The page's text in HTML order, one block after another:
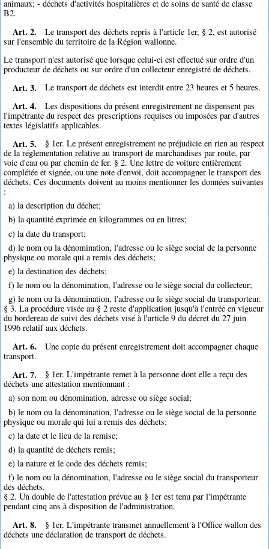
animaux; - déchets d'activités hospitalières et de soins de santé de classe
B2.
Art. 2.
Le transport des déchets repris à l'article 1er, § 2, est autorisé
sur l'ensemble du territoire de la Région wallonne.
Le transport n'est autorisé que lorsque celui-ci est effectué sur ordre d'un
producteur de déchets ou sur ordre d'un collecteur enregistré de déchets.
Art. 3. Le transport de déchets est interdit entre 23 heures et 5 heures.
Art. 4.
Les dispositions du présent enregistrement ne dispensent pas
l'impétrante du respect des prescriptions requises ou imposées par d'autres
textes législatifs applicables.
Art. 5.
§ 1er. Le présent enregistrement ne préjudicie en rien au respect
de la réglementation relative au transport de marchandises par route, par
voie d'eau ou par chemin de fer. § 2. Une lettre de voiture entièrement
complétée et signée, ou une note d'envoi, doit accompagner le transport des
déchets. Ces documents doivent au moins mentionner les données suivantes
:
a) la description du déchet;
b) la quantité exprimée en kilogrammes ou en litres;
c) la date du transport;
d) le nom ou la dénomination, l'adresse ou le siège social de la personne
physique ou morale qui a remis des déchets;
e) la destination des déchets;
f) le nom ou la dénomination, l'adresse ou le siège social du collecteur;
g) le nom ou la dénomination, l'adresse ou le siège social du transporteur.
§ 3. La procédure visée au § 2 reste d'application jusqu'à l'entrée en vigueur
du bordereau de suivi des déchets visé à l'article 9 du décret du 27 juin
1996 relatif aux déchets.
Art. 6.
Une copie du présent enregistrement doit accompagner chaque
transport.
Art. 7.
§ 1er. L'impétrante remet à la personne dont elle a reçu des
déchets une attestation mentionnant :
a) son nom ou dénomination, adresse ou siège social;
b) le nom ou la dénomination, l'adresse ou le siège social de la personne
physique ou morale qui lui a remis des déchets;
c) la date et le lieu de la remise;
d) la quantité de déchets remis;
e) la nature et le code des déchets remis;
f) le nom ou la dénomination, l'adresse ou le siège social du transporteur
des déchets.
§ 2. Un double de l'attestation prévue au § 1er est tenu par l'impétrante
pendant cinq ans à disposition de l'administration.
Art. 8.
§ 1er. L'impétrante transmet annuellement à l'Office wallon des
déchets une déclaration de transport de déchets.